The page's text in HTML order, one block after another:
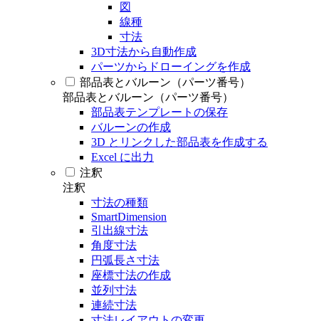
図
線種
寸法
3D寸法から自動作成
パーツからドローイングを作成
部品表とバルーン（パーツ番号）
部品表とバルーン（パーツ番号）
部品表テンプレートの保存
バルーンの作成
3D とリンクした部品表を作成する
Excel に出力
注釈
注釈
寸法の種類
SmartDimension
引出線寸法
角度寸法
円弧長さ寸法
座標寸法の作成
並列寸法
連続寸法